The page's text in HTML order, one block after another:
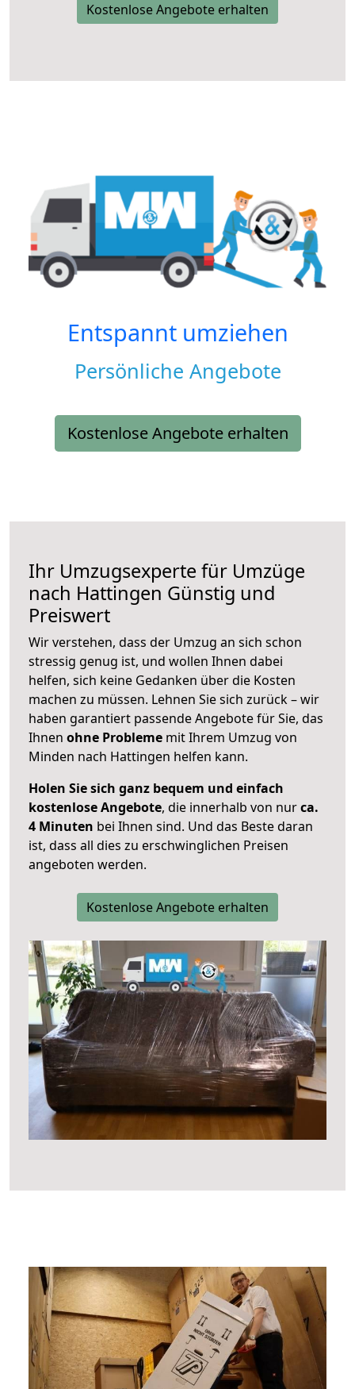
Kostenlose Angebote erhalten
Entspannt umziehen
Persönliche Angebote
Kostenlose Angebote erhalten
Ihr Umzugsexperte für Umzüge
nach Hattingen Günstig und
Preiswert
Wir verstehen, dass der Umzug an sich schon
stressig genug ist, und wollen Ihnen dabei
helfen, sich keine Gedanken über die Kosten
machen zu müssen. Lehnen Sie sich zurück – wir
haben garantiert passende Angebote für Sie, das
Ihnen ohne Probleme mit Ihrem Umzug von
Minden nach Hattingen helfen kann.
Holen Sie sich ganz bequem und einfach
kostenlose Angebote, die innerhalb von nurca.
4 Minuten bei Ihnen sind. Und das Beste daran
ist, dass all dies zu erschwinglichen Preisen
angeboten werden.
Kostenlose Angebote erhalten